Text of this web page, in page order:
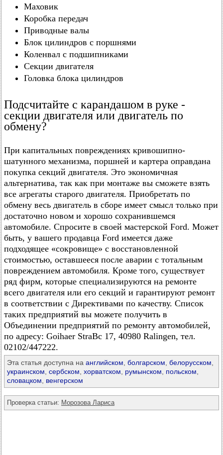
Маховик
Коробка передач
Приводные валы
Блок цилиндров с поршнями
Коленвал с подшипниками
Секции двигателя
Головка блока цилиндров
Подсчитайте с карандашом в руке -
секции двигателя или двигатель по
обмену?
При капитальных повреждениях кривошипно-
шатунного механизма, поршней и картера оправдана
покупка секций двигателя. Это экономичная
альтернатива, так как при монтаже вы сможете взять
все агрегаты старого двигателя. Приобретать по
обмену весь двигатель в сборе имеет смысл только при
достаточно новом и хорошо сохранившемся
автомобиле. Спросите в своей мастерской Ford. Может
быть, у вашего продавца Ford имеется даже
подходящее «сокровище» с восстановленной
стоимостью, оставшееся после аварии с тотальным
повреждением автомобиля. Кроме того, существует
ряд фирм, которые специализируются на ремонте
всего двигателя или его секций и гарантируют ремонт
в соответствии с Директивами по качеству. Список
таких предприятий вы можете получить в
Объединении предприятий по ремонту автомобилей,
по адресу: Goihaer StraBc 17, 40980 Ralingen, тел.
02102/447222.
Эта статья доступна на английском болгарском белорусском
украинском сербском хорватском румынском польском
словацком
венгерском
Проверка статьи: Морозова Лариса